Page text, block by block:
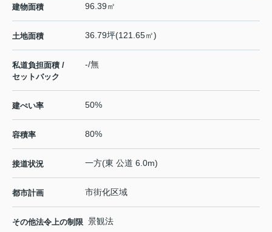
建物面積 96.39㎡
土地面積 36.79坪(121.65㎡)
私道負担面積 /
セットバック
-/無
建ぺい率 50%
容積率 80%
接道状況 一方(東 公道 6.0m)
都市計画 市街化区域
その他法令上の制限 景観法